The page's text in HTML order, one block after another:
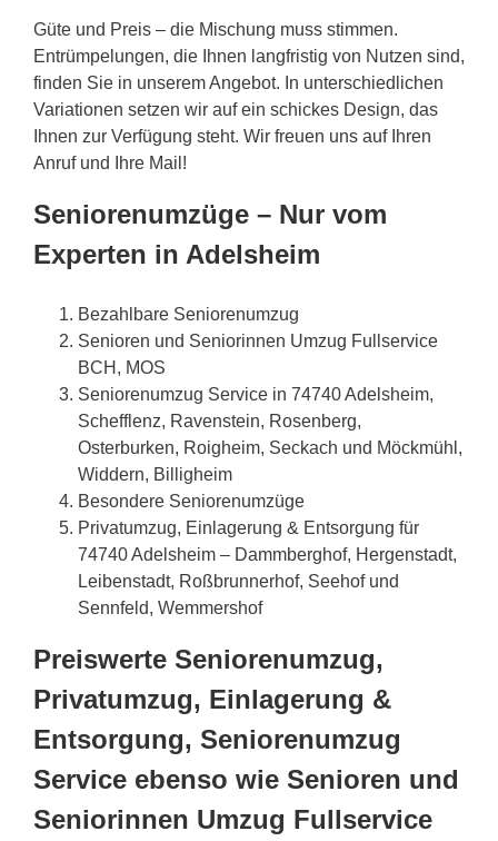
Güte und Preis – die Mischung muss stimmen.
Entrümpelungen, die Ihnen langfristig von Nutzen sind,
finden Sie in unserem Angebot. In unterschiedlichen
Variationen setzen wir auf ein schickes Design, das
Ihnen zur Verfügung steht. Wir freuen uns auf Ihren
Anruf und Ihre Mail!
Seniorenumzüge – Nur vom
Experten in Adelsheim
Bezahlbare Seniorenumzug
Senioren und Seniorinnen Umzug Fullservice
BCH, MOS
Seniorenumzug Service in 74740 Adelsheim,
Schefflenz, Ravenstein, Rosenberg,
Osterburken, Roigheim, Seckach und Möckmühl,
Widdern, Billigheim
Besondere Seniorenumzüge
Privatumzug, Einlagerung & Entsorgung für
74740 Adelsheim – Dammberghof, Hergenstadt,
Leibenstadt, Roßbrunnerhof, Seehof und
Sennfeld, Wemmershof
Preiswerte Seniorenumzug,
Privatumzug, Einlagerung &
Entsorgung, Seniorenumzug
Service ebenso wie Senioren und
Seniorinnen Umzug Fullservice